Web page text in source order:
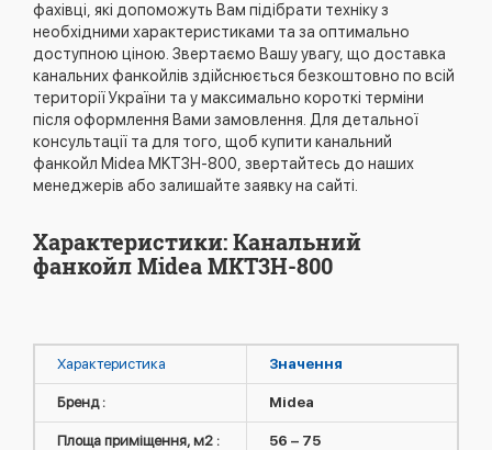
фахівці, які допоможуть Вам підібрати техніку з
необхідними характеристиками та за оптимально
доступною ціною. Звертаємо Вашу увагу, що доставка
канальних фанкойлів здійснюється безкоштовно по всій
території України та у максимально короткі терміни
після оформлення Вами замовлення. Для детальної
консультації та для того, щоб купити канальний
фанкойл Midea MKT3H-800, звертайтесь до наших
менеджерів або залишайте заявку на сайті.
Характеристики: Канальний
фанкойл Midea MKT3H-800
Характеристика Значення
Бренд : Midea
Площа приміщення, м2 : 56 – 75